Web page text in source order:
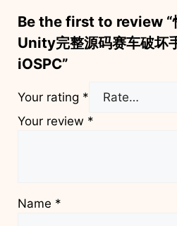
Be the first to review “
Unity完整源码赛车破坏
iOSPC”
Your rating *
Your review *
Name *